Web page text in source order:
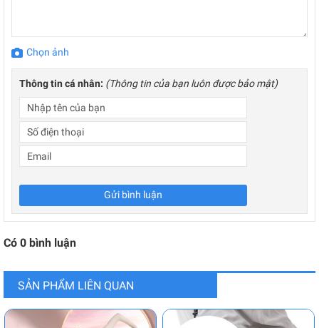
Chọn ảnh
Thông tin cá nhân: (Thông tin của bạn luôn được bảo mật)
Gửi bình luận
Có 0 bình luận
SẢN PHẨM LIÊN QUAN